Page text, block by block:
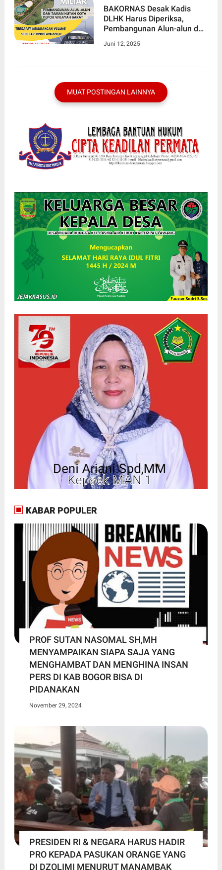
BAKORNAS Desak Kadis
DLHK Harus Diperiksa,
Pembangunan Alun-alun dan
Wilayah Barat Terdapat
Juni 12, 2025
MUAT POSTINGAN LAINNYA
KABAR POPULER
PROF SUTAN NASOMAL SH,MH
MENYAMPAIKAN SIAPA SAJA YANG
MENGHAMBAT DAN MENGHINA INSAN
PERS DI KAB BOGOR BISA DI
PIDANAKAN
November 29, 2024
PRESIDEN RI & NEGARA HARUS HADIR
PRO KEPADA PASUKAN ORANGE YANG
DI DZOLIMI MENURUT MANAMBAK